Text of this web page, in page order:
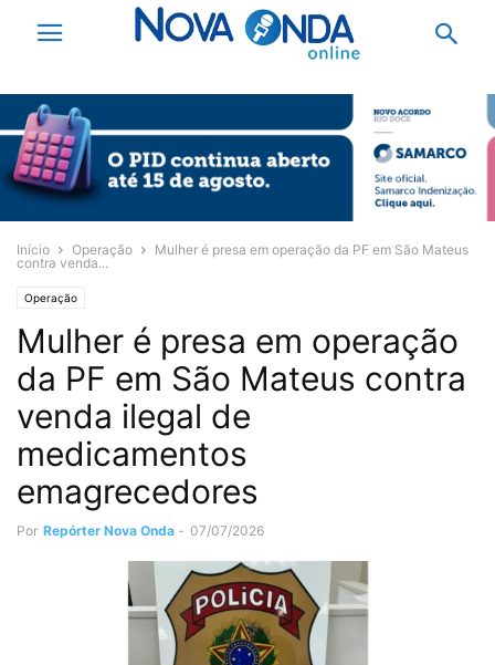
Início Operação
Mulher é presa em operação da PF em São Mateus
contra venda...
Operação
Mulher é presa em operação
da PF em São Mateus contra
venda ilegal de
medicamentos
emagrecedores
Por Repórter Nova Onda - 07/07/2026